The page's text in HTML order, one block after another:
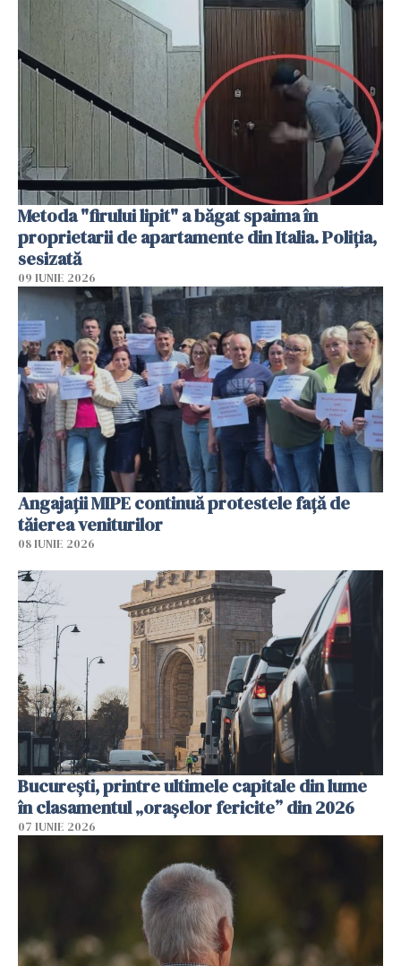
Metoda "firului lipit" a băgat spaima în
proprietarii de apartamente din Italia. Poliția,
sesizată
09 IUNIE 2026
Angajaţii MIPE continuă protestele faţă de
tăierea veniturilor
08 IUNIE 2026
București, printre ultimele capitale din lume
în clasamentul „orașelor fericite” din 2026
07 IUNIE 2026